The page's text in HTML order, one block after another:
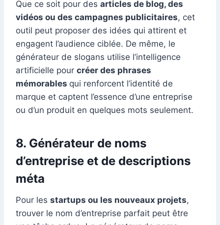
Que ce soit pour des articles de blog, des
vidéos ou des campagnes publicitaires, cet
outil peut proposer des idées qui attirent et
engagent l’audience ciblée. De même, le
générateur de slogans utilise l’intelligence
artificielle pour créer des phrases
mémorables qui renforcent l’identité de
marque et captent l’essence d’une entreprise
ou d’un produit en quelques mots seulement.
8. Générateur de noms
d’entreprise et de descriptions
méta
Pour les startups ou les nouveaux projets,
trouver le nom d’entreprise parfait peut être